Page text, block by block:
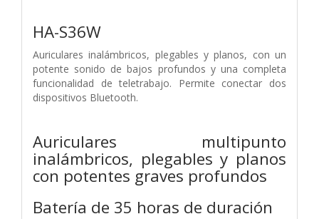
HA-S36W
Auriculares inalámbricos, plegables y planos, con un
potente sonido de bajos profundos y una completa
funcionalidad de teletrabajo. Permite conectar dos
dispositivos Bluetooth.
Auriculares multipunto
inalámbricos, plegables y planos
con potentes graves profundos
Batería de 35 horas de duración